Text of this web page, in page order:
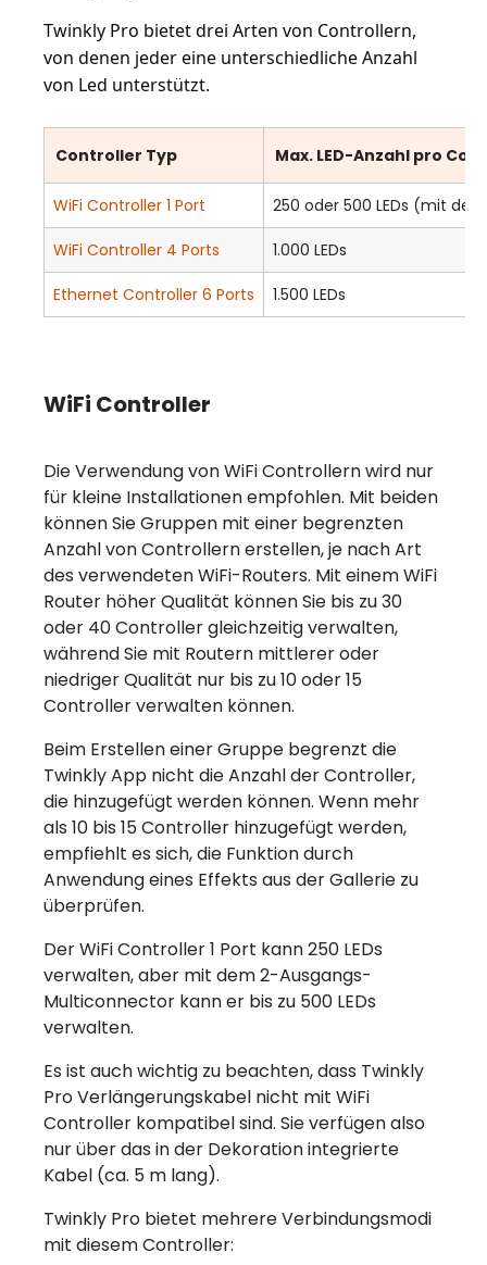
Twinkly Pro bietet drei Arten von Controllern,
von denen jeder eine unterschiedliche Anzahl
von Led unterstützt.
Controller Typ Max. LED-Anzahl pro
WiFi Controller 1 Port 250 oder 500 LEDs (mit
WiFi Controller 4 Ports 1.000 LEDs
Ethernet Controller 6 Ports 1.500 LEDs
WiFi Controller
Die Verwendung von WiFi Controllern wird nur
für kleine Installationen empfohlen. Mit beiden
können Sie Gruppen mit einer begrenzten
Anzahl von Controllern erstellen, je nach Art
des verwendeten WiFi-Routers. Mit einem WiFi
Router höher Qualität können Sie bis zu 30
oder 40 Controller gleichzeitig verwalten,
während Sie mit Routern mittlerer oder
niedriger Qualität nur bis zu 10 oder 15
Controller verwalten können.
Beim Erstellen einer Gruppe begrenzt die
Twinkly App nicht die Anzahl der Controller,
die hinzugefügt werden können. Wenn mehr
als 10 bis 15 Controller hinzugefügt werden,
empfiehlt es sich, die Funktion durch
Anwendung eines Effekts aus der Gallerie zu
überprüfen.
Der WiFi Controller 1 Port kann 250 LEDs
verwalten, aber mit dem 2-Ausgangs-
Multiconnector kann er bis zu 500 LEDs
verwalten.
Es ist auch wichtig zu beachten, dass Twinkly
Pro Verlängerungskabel nicht mit WiFi
Controller kompatibel sind. Sie verfügen also
nur über das in der Dekoration integrierte
Kabel (ca. 5 m lang).
Twinkly Pro bietet mehrere Verbindungsmodi
mit diesem Controller: